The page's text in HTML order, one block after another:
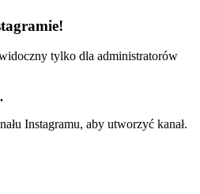
tylko dla administratorów
Instagramu, aby utworzyć kanał.